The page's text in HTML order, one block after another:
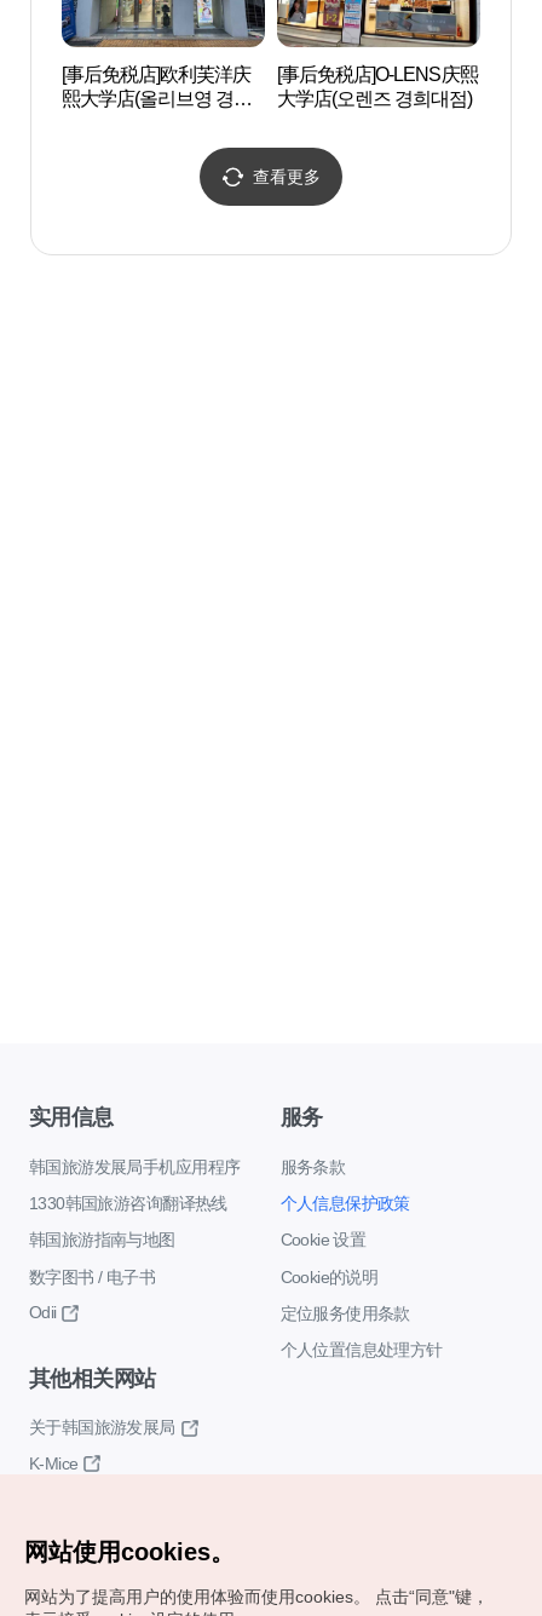
[事后免税店]欧利芙洋庆
熙大学店(올리브영 경희
[事后免税店]O-LENS庆熙
大学店(오렌즈 경희대점)
查看更多
实用信息
韩国旅游发展局手机应用程序
1330韩国旅游咨询翻译热线
韩国旅游指南与地图
数字图书 / 电子书
Odii
服务
服务条款
个人信息保护政策
Cookie 设置
Cookie的说明
定位服务使用条款
个人位置信息处理方针
其他相关网站
关于韩国旅游发展局
K-Mice
网站使用cookies。
网站为了提高用户的使用体验而使用cookies。
点击“同意"键，